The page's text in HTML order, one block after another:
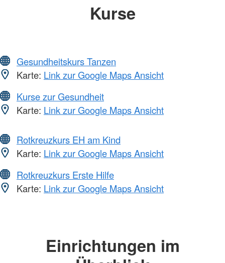
Kurse
Gesundheitskurs Tanzen
Karte: Link zur Google Maps Ansicht
Kurse zur Gesundheit
Karte: Link zur Google Maps Ansicht
Rotkreuzkurs EH am Kind
Karte: Link zur Google Maps Ansicht
Rotkreuzkurs Erste Hilfe
Karte: Link zur Google Maps Ansicht
Einrichtungen im